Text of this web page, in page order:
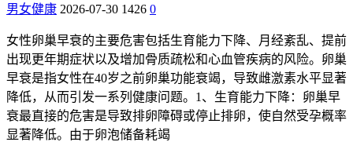
男女健康 2026-07-30 1426 0
女性卵巢早衰的主要危害包括生育能力下降、月经紊乱、提前
出现更年期症状以及增加骨质疏松和心血管疾病的风险。卵巢
早衰是指女性在40岁之前卵巢功能衰竭，导致雌激素水平显著
降低，从而引发一系列健康问题。1、生育能力下降：卵巢早
衰最直接的危害是导致排卵障碍或停止排卵，使自然受孕概率
显著降低。由于卵泡储备耗竭